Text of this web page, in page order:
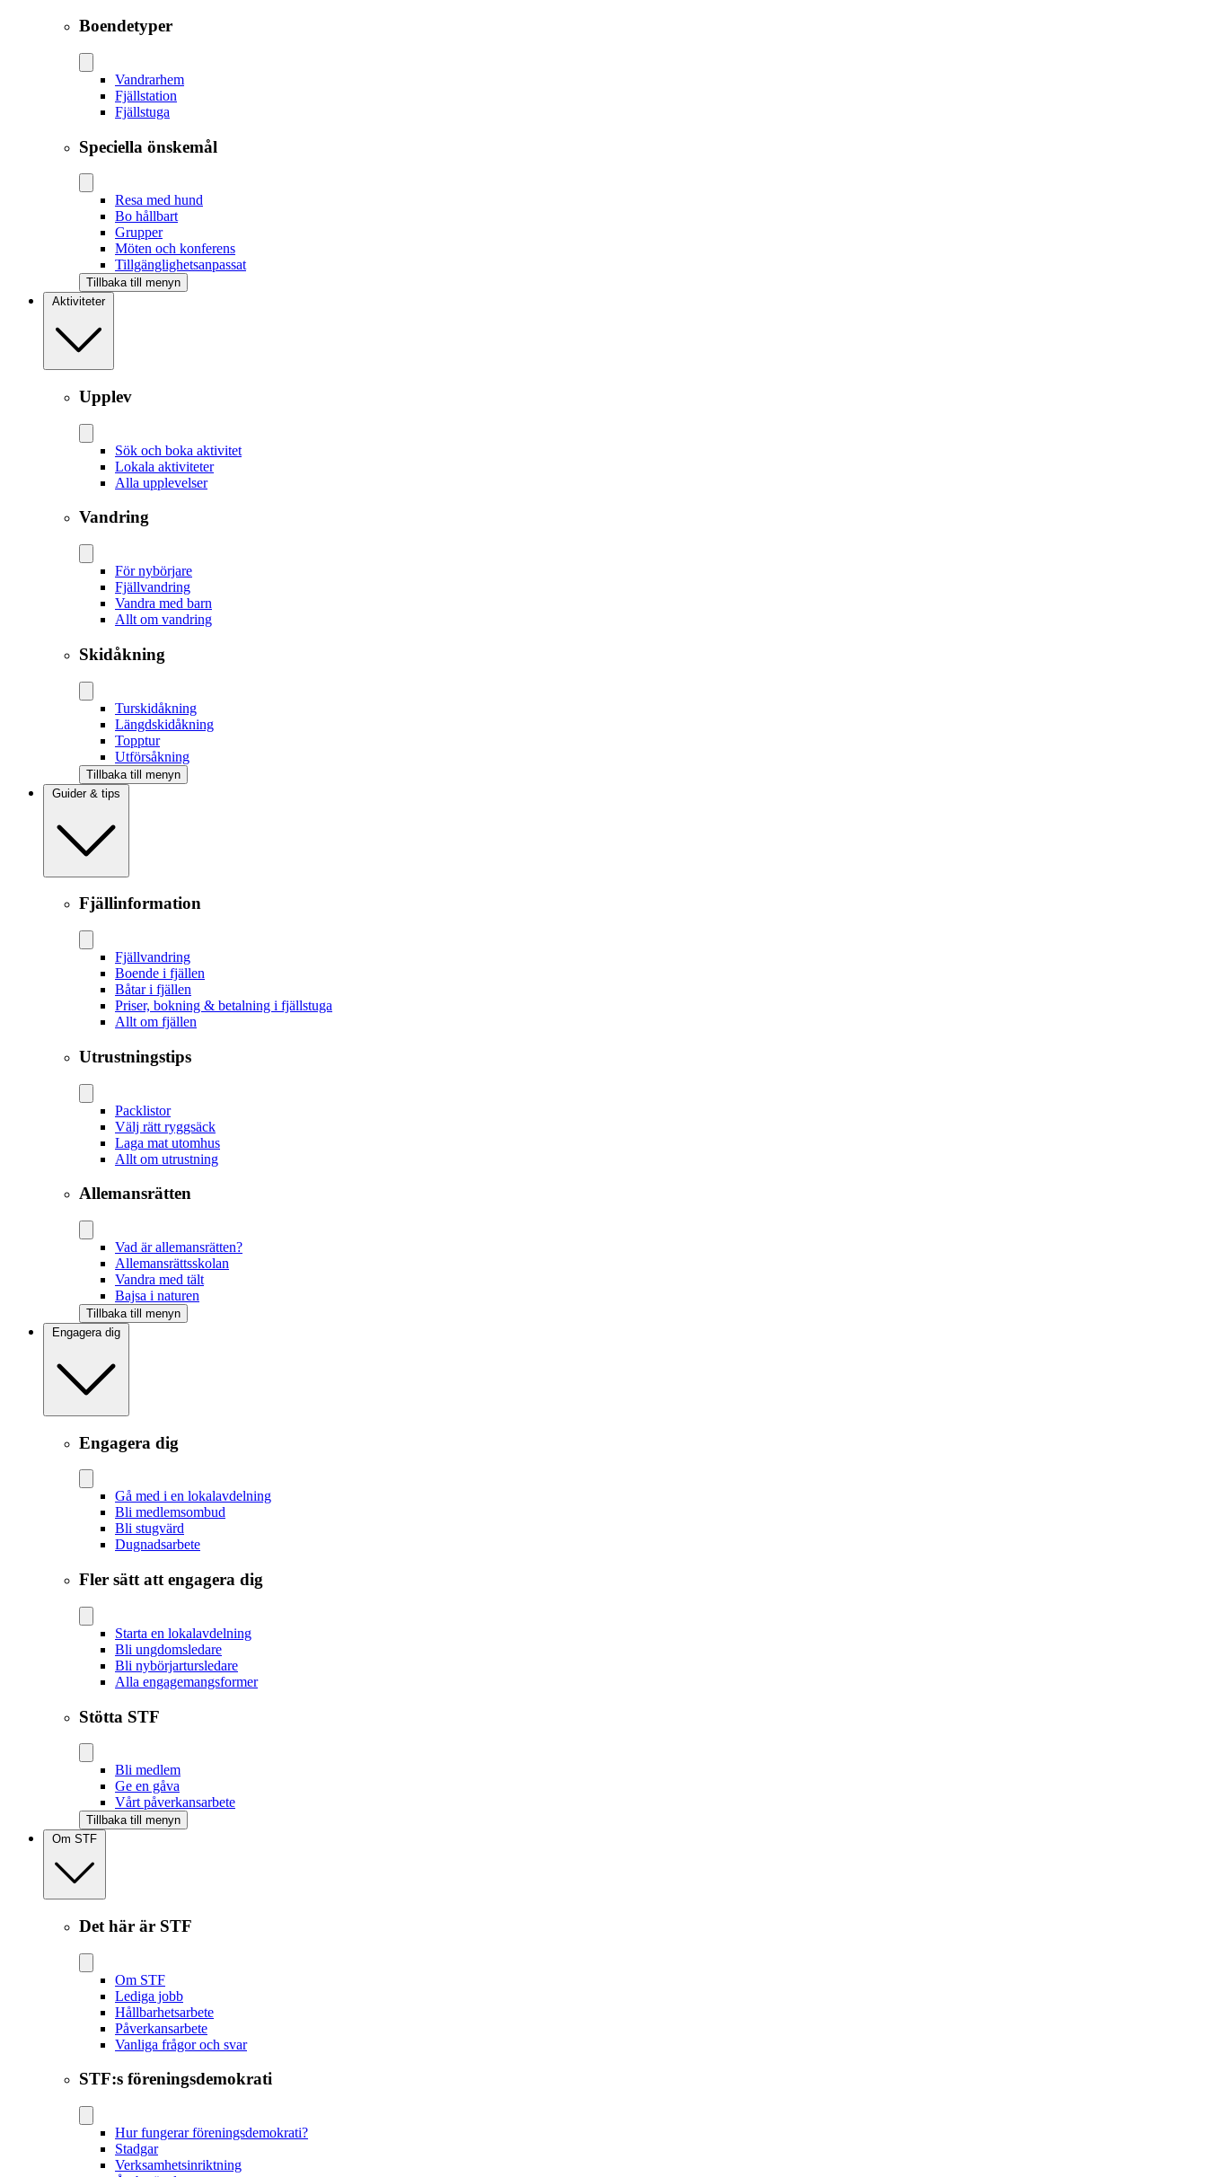
Boendetyper
Vandrarhem
Fjällstation
Fjällstuga
Speciella önskemål
Resa med hund
Bo hållbart
Grupper
Möten och konferens
Tillgänglighetsanpassat
Tillbaka till menyn
Aktiviteter
Upplev
Sök och boka aktivitet
Lokala aktiviteter
Alla upplevelser
Vandring
För nybörjare
Fjällvandring
Vandra med barn
Allt om vandring
Skidåkning
Tur­skidåkning
Längd­skidåkning
Topptur
Utförsåkning
Tillbaka till menyn
Guider & tips
Fjällinformation
Fjällvandring
Boende i fjällen
Båtar i fjällen
Priser, bokning & betalning i fjällstuga
Allt om fjällen
Utrustningstips
Packlistor
Välj rätt ryggsäck
Laga mat utomhus
Allt om utrustning
Allemansrätten
Vad är allemansrätten?
Allemansrättsskolan
Vandra med tält
Bajsa i naturen
Tillbaka till menyn
Engagera dig
Engagera dig
Gå med i en lokalavdelning
Bli medlemsombud
Bli stugvärd
Dugnadsarbete
Fler sätt att engagera dig
Starta en lokalavdelning
Bli ungdomsledare
Bli nybörjartursledare
Alla engagemangsformer
Stötta STF
Bli medlem
Ge en gåva
Vårt påverkansarbete
Tillbaka till menyn
Om STF
Det här är STF
Om STF
Lediga jobb
Hållbarhetsarbete
Påverkansarbete
Vanliga frågor och svar
STF:s föreningsdemokrati
Hur fungerar föreningsdemokrati?
Stadgar
Verksamhetsinriktning